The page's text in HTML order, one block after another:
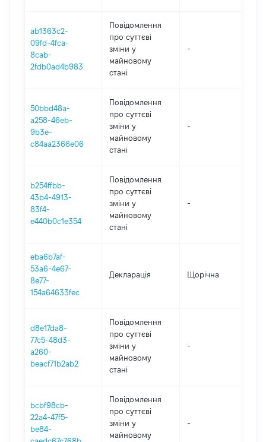
ab1363c2-
09fd-4fca-
8cab-
2fdb0ad4b983
Повідомлення
про суттєві
зміни y
майновому
стані
-
50bbd48a-
a258-46eb-
9b3e-
c84aa2366e06
Повідомлення
про суттєві
зміни y
майновому
стані
-
b254ffbb-
43b4-4913-
83f4-
e440b0c1e354
Повідомлення
про суттєві
зміни y
майновому
стані
-
eba6b7af-
53a6-4e67-
8e77-
154a64633fec
Декларація Щорічна
d8e17da8-
77c5-48d3-
a260-
beacf71b2ab2
Повідомлення
про суттєві
зміни y
майновому
стані
-
bcbf98cb-
22a4-47f5-
be84-
Повідомлення
про суттєві
зміни y
майновому
-